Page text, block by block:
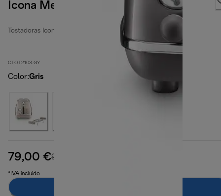
Icona Metallics
Tostadoras Icona Metallics
CTOT2103.GY
Color:Gris
79,00 €99,90 €
*IVA incluido